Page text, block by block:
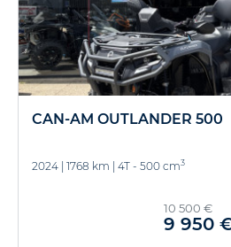
CAN-AM OUTLANDER 500
2024 | 1768 km | 4T - 500 cm3
10 500 €
9 950